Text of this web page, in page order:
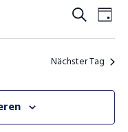
Suche
und
SucheTag
Nächster Tag